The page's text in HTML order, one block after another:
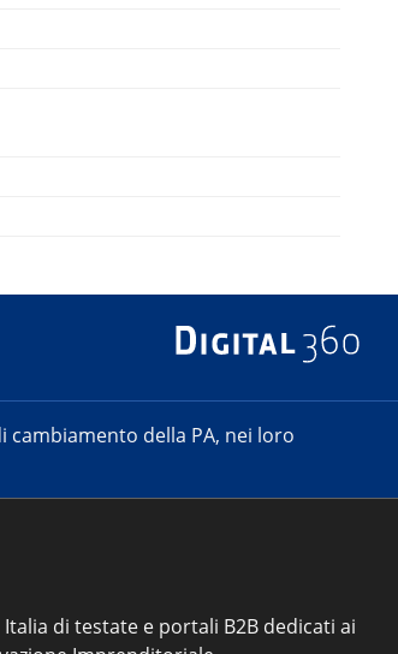
cambiamento della PA, nei loro
di testate e portali B2B dedicati ai